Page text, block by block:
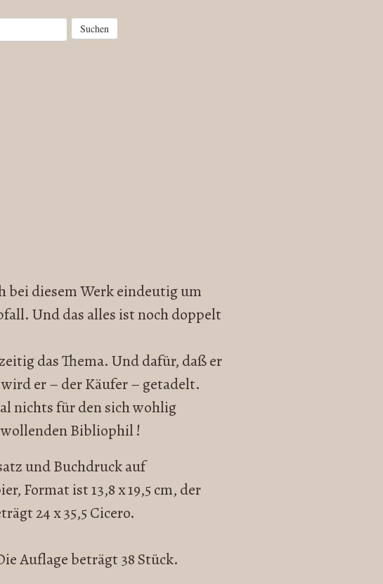
bei diesem Werk eindeutig um
Und das alles ist noch doppelt
das Thema. Und dafür, daß er
er – der Käufer – getadelt.
nichts für den sich wohlig
Bibliophil !
und Buchdruck auf
Format ist 13,8 x 19,5 cm, der
24 x 35,5 Cicero.
Auflage beträgt 38 Stück.